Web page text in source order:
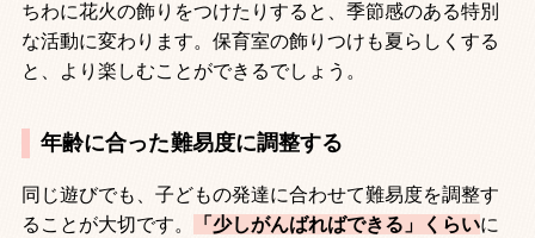
ちわに花火の飾りをつけたりすると、季節感のある特別
な活動に変わります。保育室の飾りつけも夏らしくする
と、より楽しむことができるでしょう。
年齢に合った難易度に調整する
同じ遊びでも、子どもの発達に合わせて難易度を調整す
ることが大切です。
「少しがんばればできる」くらいに